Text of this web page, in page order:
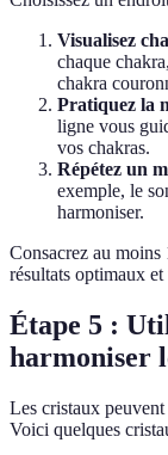
Visualisez
chaque
chakra
Pratiquez la
ligne vous
vos chakras.
Répétez un
exemple, le
harmoniser.
Consacrez au
résultats optimaux
Étape 5 :
harmoniser
Les cristaux
Voici quelques